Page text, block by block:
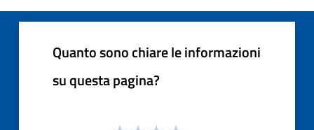
Quanto sono chiare le informazioni
su questa pagina?